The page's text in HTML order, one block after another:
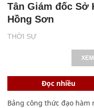
THỜI SỰ
Tân Giám đốc Sở
Hồng Sơn
Đọc nhiều
Bảng công thức đạo